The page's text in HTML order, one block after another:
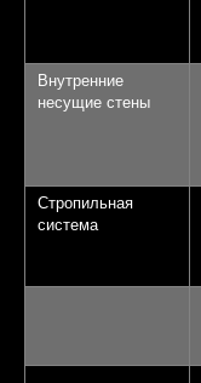
Внутренние
несущие стены
Стропильная
система